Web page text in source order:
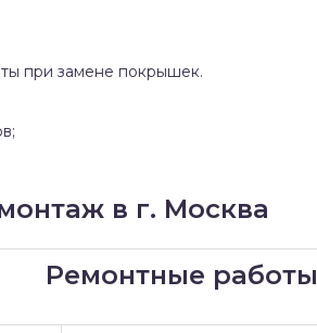
при замене покрышек.
в г. Москва
Ремонтные работы